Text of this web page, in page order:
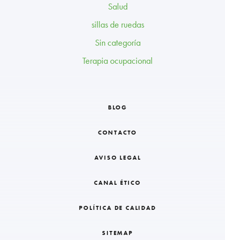
Salud
sillas de ruedas
Sin categoría
Terapia ocupacional
BLOG
CONTACTO
AVISO LEGAL
CANAL ÉTICO
POLÍTICA DE CALIDAD
SITEMAP